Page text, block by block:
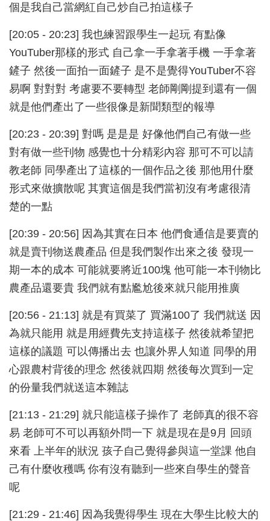
個是我自己當網紅自己炒自己拍這樣子
[20:05 - 20:23] 我也練習跟學生一起玩 有點像
YouTuber那樣的形式 自己拿一手拿著手機 一手拿著
鏟子 然後一面拍一面鏟子 是不是覺得YouTuber不容
易啊 對對對 考慮要不要轉型 老師剛剛提到還有一個
就是他們產出了一些很像是新聞類型的報導
[20:23 - 20:39] 對嗎 是是是 好像他們自己有做一些
對有做一些刊物 感覺也十分精彩內容 那可不可以請
教老師 同學產出了這樣的一個作品之後 那他用什麼
形式來做擴散呢 其實這個是我們當初沒有考慮很清
楚的一點
[20:39 - 20:56] 因為其實在日本 他們食通信是要賣的
就是賣刊物送農產品 但是我們製作出來之後 發現一
期一本的成本 可能就要將近100塊 他可能一本刊物比
農產品還要貴 我們就有點尷尬後來就只能用推廣
[20:56 - 21:13] 就是有買菜了 買滿100了 我們就送 因
為就只能用 就是用經費先支持這樣子 然後就希望把
這樣的議題 可以傳播出去 也讓外界人知道 同學的用
心跟農村背後的理念 然後就四期 然後每次買到一定
的份量我們就送這本雜誌
[21:13 - 21:29] 就只能這樣子操作了 老師真的很不容
易 老師可不可以再額外問一下 就是現在是9月 回頭
來看 上半年的狀況 孩子自己覺得參與這一堂課 他自
己有什麼收穫嗎 你有沒有聽到一些來自學生的聲音
呢
[21:29 - 21:46] 因為我覺得學生 現在大學生比較大的